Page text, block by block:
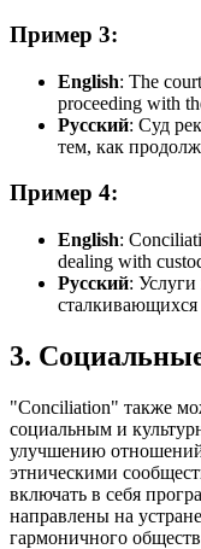
Пример 3:
English: The
proceeding with
Русский: Суд
тем, как
Пример 4:
English:
dealing with
Русский:
3.
"Conciliation" также
социальным и
улучшению
этническими
включать в себя
направлены на
гармоничного